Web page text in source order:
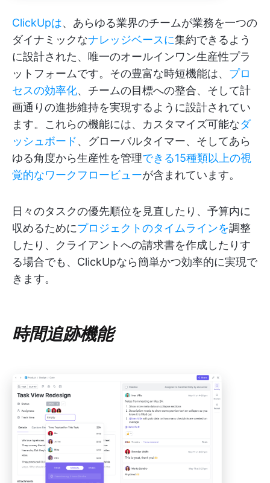
ClickUpは、あらゆる業界のチームが業務を一つの
ダイナミックなナレッジベースに集約できるよう
に設計された、唯一のオールインワン生産性プラ
ットフォームです。その豊富な時短機能は、 プロ
セスの効率化、チームの目標への整合、そして計
画通りの進捗維持を実現するように設計されてい
ます。これらの機能には、カスタマイズ可能なダ
ッシュボード、グローバルタイマー、そしてあら
ゆる角度から生産性を管理できる15種類以上の視
覚的なワークフロービューが含まれています。
日々のタスクの優先順位を見直したり、予算内に
収めるためにプロジェクトのタイムラインを調整
したり、クライアントへの請求書を作成したりす
る場合でも、ClickUpなら簡単かつ効率的に実現で
きます。
時間追跡機能